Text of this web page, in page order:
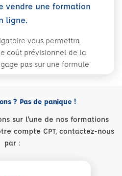
vendre une formation
ligne.
vous permettra
coût prévisionnel de la
pas sur une formule
? Pas de panique !
sur l'une de nos formations
compte CPT, contactez-nous
par :